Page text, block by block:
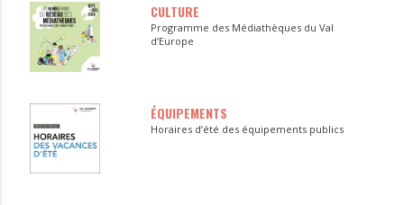
CULTURE
Programme des Médiathèques du Val
d’Europe
ÉQUIPEMENTS
Horaires d’été des équipements publics